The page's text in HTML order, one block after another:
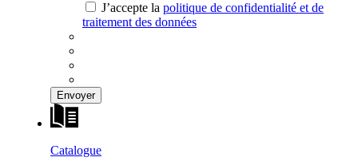
J’accepte la politique de confidentialité et de
traitement des données
Catalogue